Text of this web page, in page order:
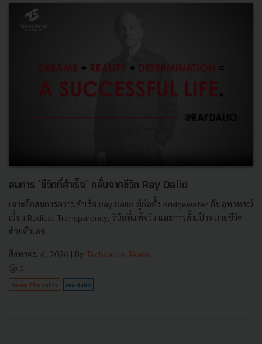
สมการ ‘ชีวิตที่สำเร็จ’ กลั่นจากชีวิต Ray Dalio
เจาะลึกสมการความสำเร็จ Ray Dalio ผู้ก่อตั้ง Bridgewater กับอุทาหรณ์
เรื่อง Radical Transparency, วินัยที่แท้จริง และการตั้งเป้าหมายชีวิต
ด้วยตัวเอง...
สิงหาคม 6, 2026 | By Techsauce Team
0
Saucy Thoughts ray-dalio